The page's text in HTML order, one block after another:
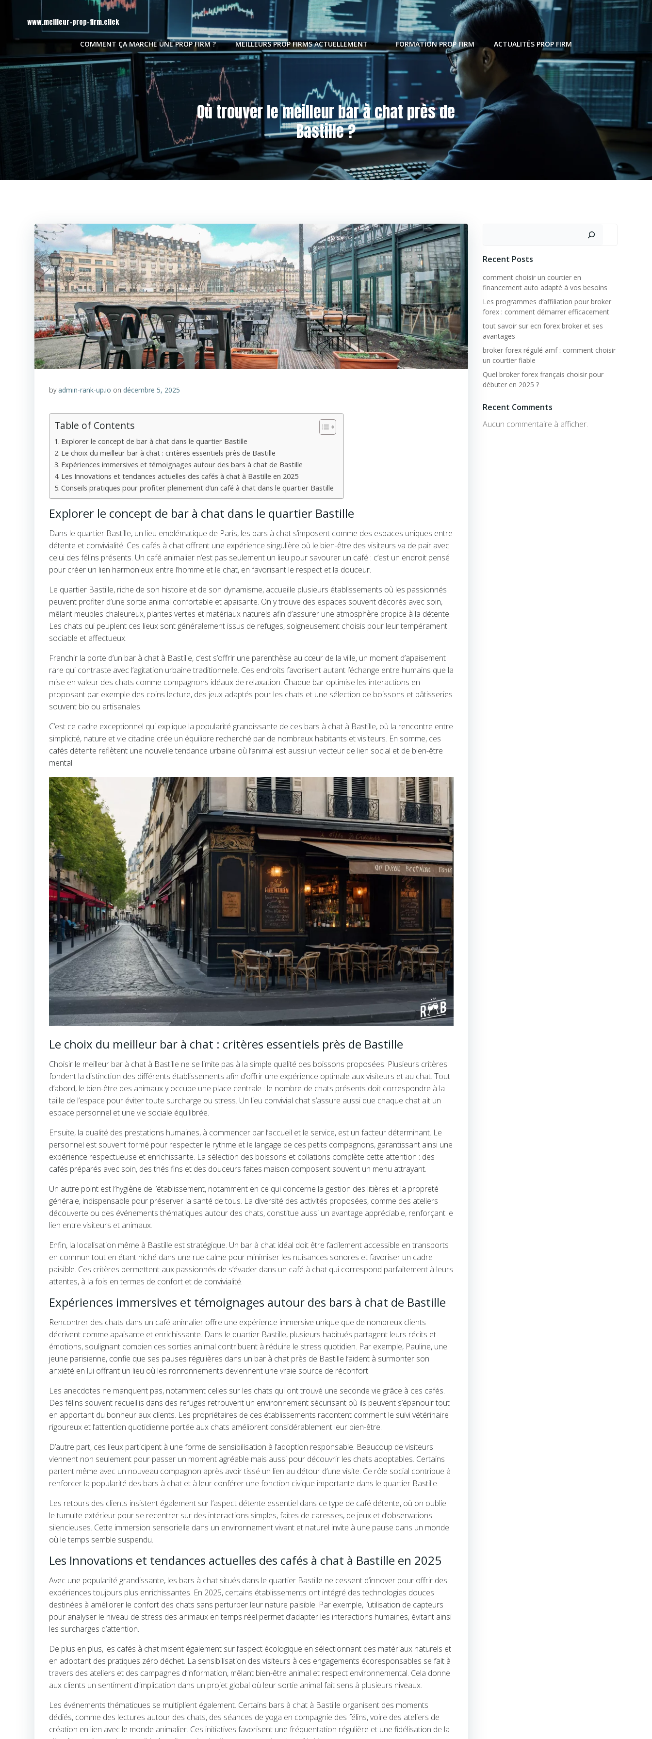
contenu
www.meilleur-prop-firm.click
COMMENT ÇA MARCHE UNE PROP FIRM ? MEILLEURS PROP FIRMS ACTUELLEMENT FORMATION PROP FIRM ACTUALITÉS PROP FIRM
Où trouver le meilleur bar à chat près de
Bastille ?
byadmin-rank-up.io on décembre 5, 2025
Table of Contents
Explorer le concept de bar à chat dans le quartier Bastille
Le choix du meilleur bar à chat : critères essentiels près de Bastille
Expériences immersives et témoignages autour des bars à chat de Bastille
Les Innovations et tendances actuelles des cafés à chat à Bastille en 2025
Conseils pratiques pour profiter pleinement d’un café à chat dans le quartier Bastille
Explorer le concept de bar à chat dans le quartier Bastille
Dans le quartier Bastille, un lieu emblématique de Paris, les bars à chat s’imposent comme des espaces uniques entre
détente et convivialité. Ces cafés à chat offrent une expérience singulière où le bien-être des visiteurs va de pair avec
celui des félins présents. Un café animalier n’est pas seulement un lieu pour savourer un café : c’est un endroit pensé
pour créer un lien harmonieux entre l’homme et le chat, en favorisant le respect et la douceur.
Le quartier Bastille, riche de son histoire et de son dynamisme, accueille plusieurs établissements où les passionnés
peuvent profiter d’une sortie animal confortable et apaisante. On y trouve des espaces souvent décorés avec soin,
mêlant meubles chaleureux, plantes vertes et matériaux naturels afin d’assurer une atmosphère propice à la détente.
Les chats qui peuplent ces lieux sont généralement issus de refuges, soigneusement choisis pour leur tempérament
sociable et affectueux.
Franchir la porte d’un bar à chat à Bastille, c’est s’offrir une parenthèse au cœur de la ville, un moment d’apaisement
rare qui contraste avec l’agitation urbaine traditionnelle. Ces endroits favorisent autant l’échange entre humains que la
mise en valeur des chats comme compagnons idéaux de relaxation. Chaque bar optimise les interactions en
proposant par exemple des coins lecture, des jeux adaptés pour les chats et une sélection de boissons et pâtisseries
souvent bio ou artisanales.
C’est ce cadre exceptionnel qui explique la popularité grandissante de ces bars à chat à Bastille, où la rencontre entre
simplicité, nature et vie citadine crée un équilibre recherché par de nombreux habitants et visiteurs. En somme, ces
cafés détente reflètent une nouvelle tendance urbaine où l’animal est aussi un vecteur de lien social et de bien-être
mental.
Le choix du meilleur bar à chat : critères essentiels près de Bastille
Choisir le meilleur bar à chat à Bastille ne se limite pas à la simple qualité des boissons proposées. Plusieurs critères
fondent la distinction des différents établissements afin d’offrir une expérience optimale aux visiteurs et au chat. Tout
d’abord, le bien-être des animaux y occupe une place centrale : le nombre de chats présents doit correspondre à la
taille de l’espace pour éviter toute surcharge ou stress. Un lieu convivial chat s’assure aussi que chaque chat ait un
espace personnel et une vie sociale équilibrée.
Ensuite, la qualité des prestations humaines, à commencer par l’accueil et le service, est un facteur déterminant. Le
personnel est souvent formé pour respecter le rythme et le langage de ces petits compagnons, garantissant ainsi une
expérience respectueuse et enrichissante. La sélection des boissons et collations complète cette attention : des
cafés préparés avec soin, des thés fins et des douceurs faites maison composent souvent un menu attrayant.
Un autre point est l’hygiène de l’établissement, notamment en ce qui concerne la gestion des litières et la propreté
générale, indispensable pour préserver la santé de tous. La diversité des activités proposées, comme des ateliers
découverte ou des événements thématiques autour des chats, constitue aussi un avantage appréciable, renforçant le
lien entre visiteurs et animaux.
Enfin, la localisation même à Bastille est stratégique. Un bar à chat idéal doit être facilement accessible en transports
en commun tout en étant niché dans une rue calme pour minimiser les nuisances sonores et favoriser un cadre
paisible. Ces critères permettent aux passionnés de s’évader dans un café à chat qui correspond parfaitement à leurs
attentes, à la fois en termes de confort et de convivialité.
Expériences immersives et témoignages autour des bars à chat de Bastille
Rencontrer des chats dans un café animalier offre une expérience immersive unique que de nombreux clients
décrivent comme apaisante et enrichissante. Dans le quartier Bastille, plusieurs habitués partagent leurs récits et
émotions, soulignant combien ces sorties animal contribuent à réduire le stress quotidien. Par exemple, Pauline, une
jeune parisienne, confie que ses pauses régulières dans un bar à chat près de Bastille l’aident à surmonter son
anxiété en lui offrant un lieu où les ronronnements deviennent une vraie source de réconfort.
Les anecdotes ne manquent pas, notamment celles sur les chats qui ont trouvé une seconde vie grâce à ces cafés.
Des félins souvent recueillis dans des refuges retrouvent un environnement sécurisant où ils peuvent s’épanouir tout
en apportant du bonheur aux clients. Les propriétaires de ces établissements racontent comment le suivi vétérinaire
rigoureux et l’attention quotidienne portée aux chats améliorent considérablement leur bien-être.
D’autre part, ces lieux participent à une forme de sensibilisation à l’adoption responsable. Beaucoup de visiteurs
viennent non seulement pour passer un moment agréable mais aussi pour découvrir les chats adoptables. Certains
partent même avec un nouveau compagnon après avoir tissé un lien au détour d’une visite. Ce rôle social contribue à
renforcer la popularité des bars à chat et à leur conférer une fonction civique importante dans le quartier Bastille.
Les retours des clients insistent également sur l’aspect détente essentiel dans ce type de café détente, où on oublie
le tumulte extérieur pour se recentrer sur des interactions simples, faites de caresses, de jeux et d’observations
silencieuses. Cette immersion sensorielle dans un environnement vivant et naturel invite à une pause dans un monde
où le temps semble suspendu.
Les Innovations et tendances actuelles des cafés à chat à Bastille en 2025
Avec une popularité grandissante, les bars à chat situés dans le quartier Bastille ne cessent d’innover pour offrir des
expériences toujours plus enrichissantes. En 2025, certains établissements ont intégré des technologies douces
destinées à améliorer le confort des chats sans perturber leur nature paisible. Par exemple, l’utilisation de capteurs
pour analyser le niveau de stress des animaux en temps réel permet d’adapter les interactions humaines, évitant ainsi
les surcharges d’attention.
De plus en plus, les cafés à chat misent également sur l’aspect écologique en sélectionnant des matériaux naturels et
en adoptant des pratiques zéro déchet. La sensibilisation des visiteurs à ces engagements écoresponsables se fait à
travers des ateliers et des campagnes d’information, mêlant bien-être animal et respect environnemental. Cela donne
aux clients un sentiment d’implication dans un projet global où leur sortie animal fait sens à plusieurs niveaux.
Les événements thématiques se multiplient également. Certains bars à chat à Bastille organisent des moments
dédiés, comme des lectures autour des chats, des séances de yoga en compagnie des félins, voire des ateliers de
création en lien avec le monde animalier. Ces initiatives favorisent une fréquentation régulière et une fidélisation de la
Recent Posts
comment choisir un courtier en
financement auto adapté à vos besoins
Les programmes d’affiliation pour broker
forex : comment démarrer efficacement
tout savoir sur ecn forex broker et ses
avantages
broker forex régulé amf : comment choisir
un courtier fiable
Quel broker forex français choisir pour
débuter en 2025 ?
Recent Comments
Aucun commentaire à afficher.